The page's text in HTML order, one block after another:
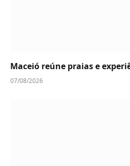
Maceió reúne praias e
07/08/2026